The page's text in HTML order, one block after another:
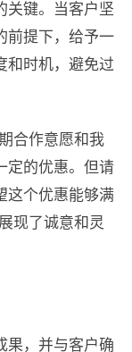
关键。当客户坚
前提下，给予一
和时机，避免过
合作意愿和我
定的优惠。但请
这个优惠能够满
现了诚意和灵
果，并与客户确